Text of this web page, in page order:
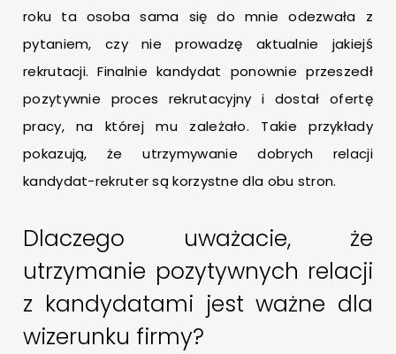
roku ta osoba sama się do mnie odezwała z
pytaniem, czy nie prowadzę aktualnie jakiejś
rekrutacji. Finalnie kandydat ponownie przeszedł
pozytywnie proces rekrutacyjny i dostał ofertę
pracy, na której mu zależało. Takie przykłady
pokazują, że utrzymywanie dobrych relacji
kandydat-rekruter są korzystne dla obu stron.
Dlaczego uważacie, że
utrzymanie pozytywnych relacji
z kandydatami jest ważne dla
wizerunku firmy?